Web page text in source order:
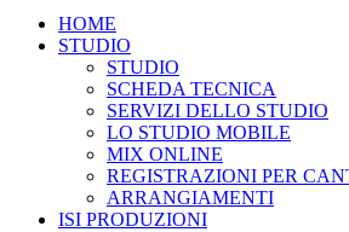
HOME
STUDIO
STUDIO
SCHEDA TECNICA
SERVIZI DELLO STUDIO
LO STUDIO MOBILE
MIX ONLINE
REGISTRAZIONI PER
ARRANGIAMENTI
ISI PRODUZIONI